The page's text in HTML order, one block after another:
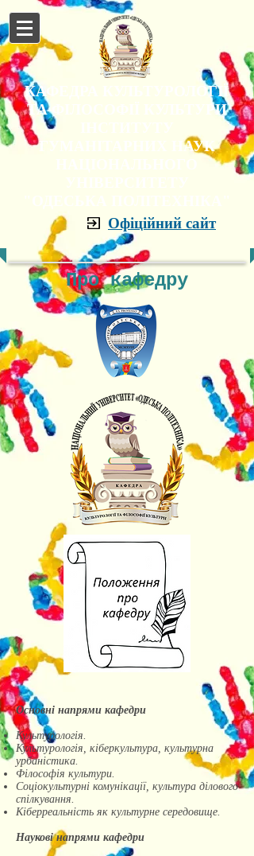
КАФЕДРА КУЛЬТУРОЛОГІЇ
ТА ФІЛОСОФІЇ КУЛЬТУРИ
ГУМАНІТАРНИХ НАУК
Офіційний сайт
Про кафедру
Основні напрями кафедри
Культурологія.
Культурологія, кіберкультура, культурна
урбаністика.
Філософія культури.
Соціокультурні комунікації, культура ділового
спілкування.
Кіберреальність як культурне середовище.
Наукові напрями кафедри